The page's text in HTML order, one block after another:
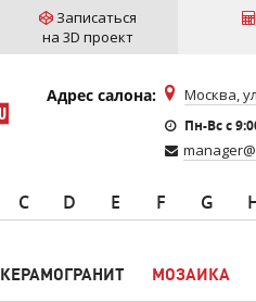
Записаться
на 3D проект
Адрес салона: Москва,
Пн-Вс c
C D E F G
КЕРАМОГРАНИТ МОЗАИКА